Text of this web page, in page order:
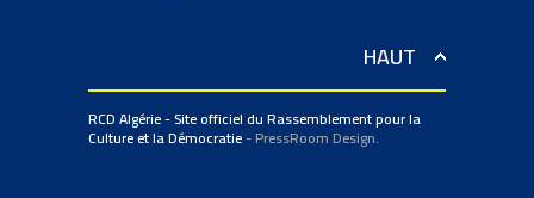
HAUT
RCD Algérie - Site officiel du Rassemblement pour la
Culture et la Démocratie- PressRoom Design.